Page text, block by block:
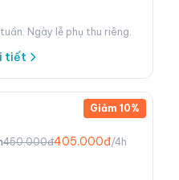
Ngày lễ phụ thu riêng.
tiết
Giảm 10%
450.000đ405.000đ/4h